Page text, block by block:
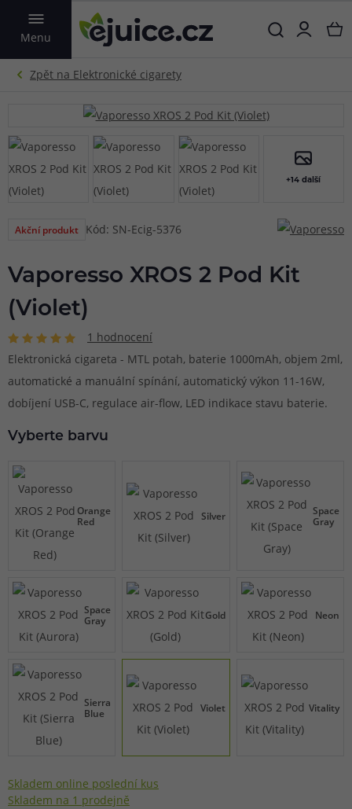
Menu
VYHLEDAT
+14 další
Akční produkt Kód: SN-Ecig-5376
Vaporesso XROS 2 Pod Kit
(Violet)
1 hodnocení
Elektronická cigareta - MTL potah, baterie 1000mAh, objem 2ml,
automatické a manuální spínání, automatický výkon 11-16W,
dobíjení USB-C, regulace air-flow, LED indikace stavu baterie.
Vyberte barvu
Orange
Red
Silver
Space
Gray
Space
Gray
Gold Neon
Sierra
Blue
Violet Vitality
Skladem online poslední kus
Skladem na 1 prodejně